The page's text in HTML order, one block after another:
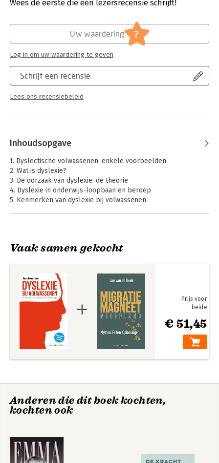
Wees de eerste die een lezersrecensie schrijft!
Schrijf een recensie
Lees ons recensiebeleid
Uw waardering ?
Log in om uw waardering te geven
Inhoudsopgave
1. Dyslectische volwassenen: enkele voorbeelden
2. Wat is dyslexie?
3. De oorzaak van dyslexie: de theorie
4. Dyslexie in onderwijs-loopbaan en beroep
5. Kenmerken van dyslexie bij volwassenen
Vaak samen gekocht
€ 51,45
Prijs voor
beide
Anderen die dit boek kochten,
kochten ook